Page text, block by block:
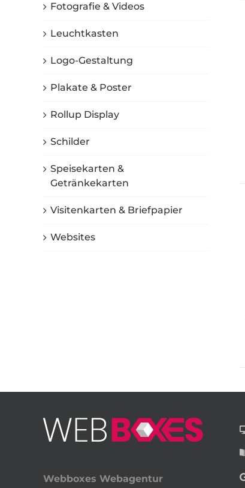
Fotografie & Videos
Leuchtkasten
Logo-Gestaltung
Plakate & Poster
Rollup Display
Schilder
Speisekarten &
Getränkekarten
Visitenkarten & Briefpapier
Websites
Webboxes Webagentur